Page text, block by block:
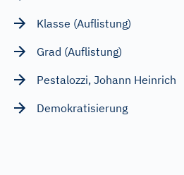
Klasse (Auflistung)
Grad (Auflistung)
Pestalozzi, Johann Heinrich
Demokratisierung